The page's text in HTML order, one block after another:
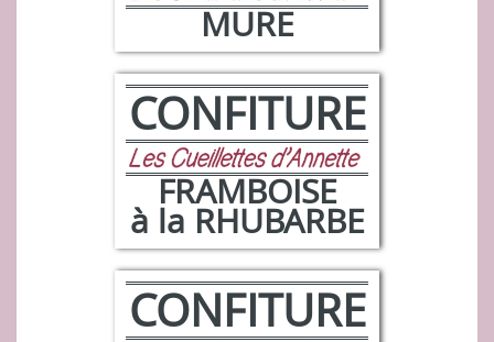
MURE
CONFITURE
FRAMBOISE
à la RHUBARBE
CONFITURE